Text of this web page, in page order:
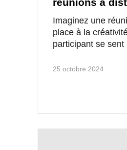
réunions à
Imaginez une
place à la
participant se sent
25 octobre 2024